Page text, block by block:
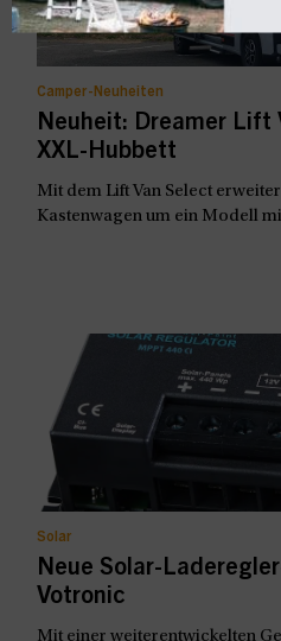
Camper-Neuheiten
Neuheit: Dreamer Lift
XXL-Hubbett
Mit dem Lift Van Select
Kastenwagen um ein Modell
Solar
Neue Solar-
Votronic
Mit einer weiterentwickelten